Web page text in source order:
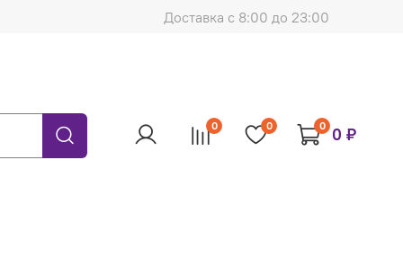
Доставка с 8:00 до 23:00
0 0 0 0 ₽